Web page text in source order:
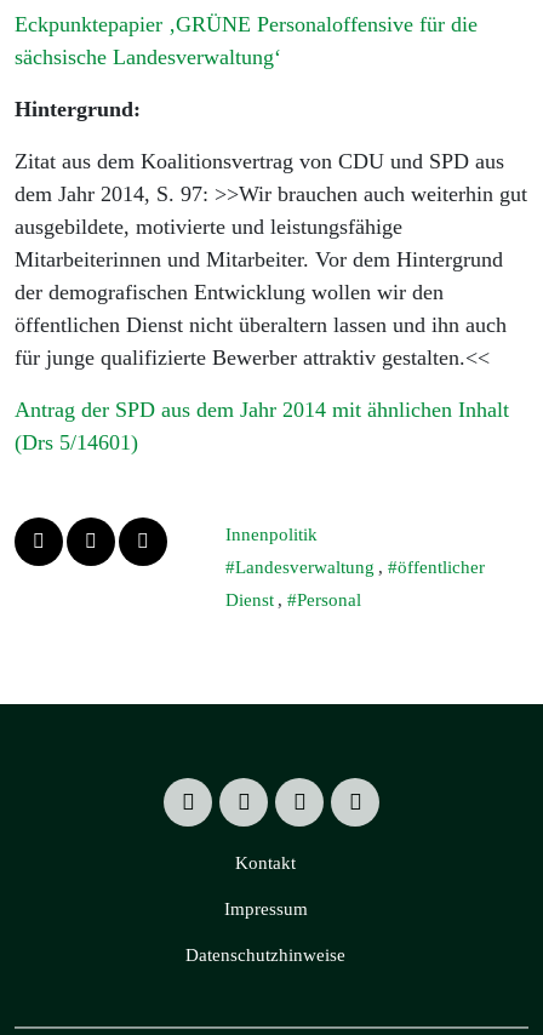
Eckpunktepapier ‚GRÜNE Personaloffensive für die
sächsische Landesverwaltung‘
Hintergrund:
Zitat aus dem Koalitionsvertrag von CDU und SPD aus
dem Jahr 2014, S. 97: >>Wir brauchen auch weiterhin gut
ausgebildete, motivierte und leistungsfähige
Mitarbeiterinnen und Mitarbeiter. Vor dem Hintergrund
der demografischen Entwicklung wollen wir den
öffentlichen Dienst nicht überaltern lassen und ihn auch
für junge qualifizierte Bewerber attraktiv gestalten.<<
Antrag der SPD aus dem Jahr 2014 mit ähnlichen Inhalt
(Drs 5/14601)
Innenpolitik
Landesverwaltung ,
öffentlicher
Dienst , Personal
Kontakt
Impressum
Datenschutzhinweise